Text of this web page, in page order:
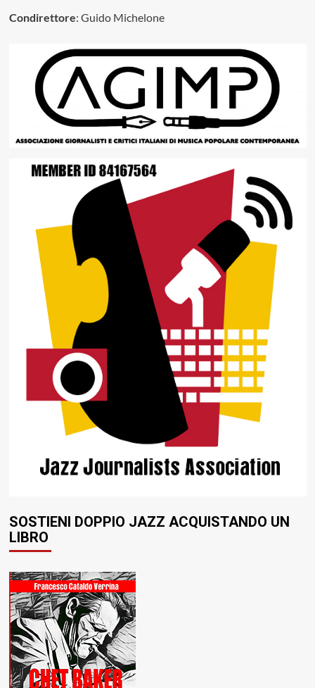
Condirettore: Guido Michelone
SOSTIENI DOPPIO JAZZ ACQUISTANDO UN
LIBRO